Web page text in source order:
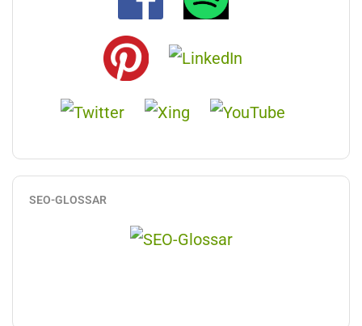
SEO-GLOSSAR